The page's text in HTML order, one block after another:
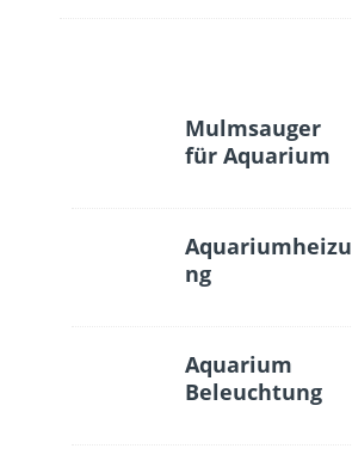
Mulmsauger
für Aquarium
Aquariumheizu
ng
Aquarium
Beleuchtung